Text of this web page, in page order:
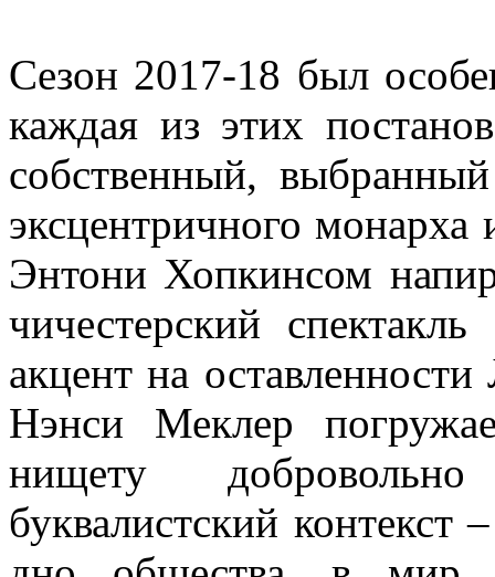
Сезон 2017-18 был
каждая из этих
собственный,
эксцентричного
Энтони Хопкинсом
чичестерский
акцент на
Нэнси Меклер
нищету
буквалистский контекст